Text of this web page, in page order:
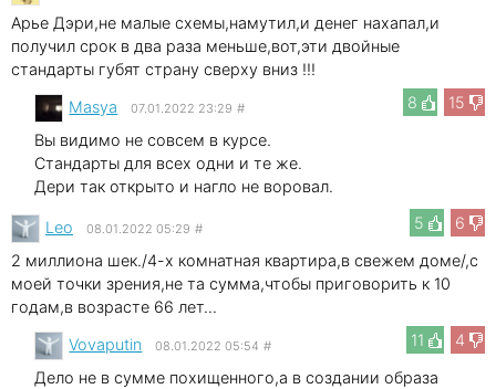
Арье Дэри,не малые схемы,намутил,и денег нахапал,и
получил срок в два раза меньше,вот,эти двойные
стандарты губят страну сверху вниз !!!
8
15
Masya 07.01.2022 23:29 #
Вы видимо не совсем в курсе.
Стандарты для всех одни и те же.
Дери так открыто и нагло не воровал.
5
6
Leo 08.01.2022 05:29 #
2 миллиона шек./4-х комнатная квартира,в свежем доме/,с
моей точки зрения,не та сумма,чтобы приговорить к 10
годам,в возрасте 66 лет...
11
4
Vovaputin 08.01.2022 05:54 #
Дело не в сумме похищенного,а в создании образа